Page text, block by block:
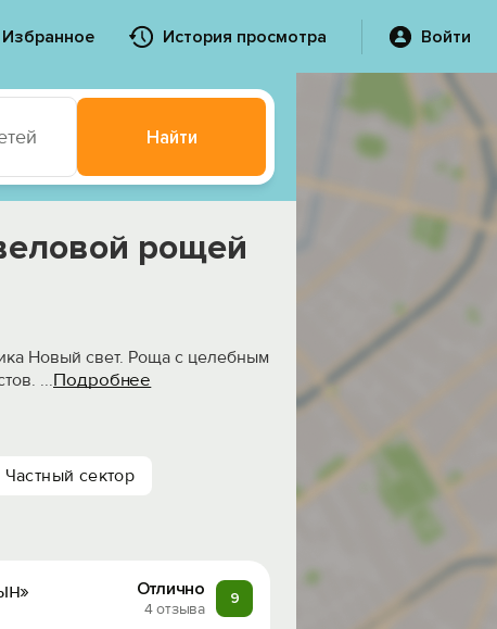
Избранное История просмотра Войти
Найти
рощей
Новый свет. Роща с целебным
...Подробнее
Частный сектор
Отлично
4 отзыва
9